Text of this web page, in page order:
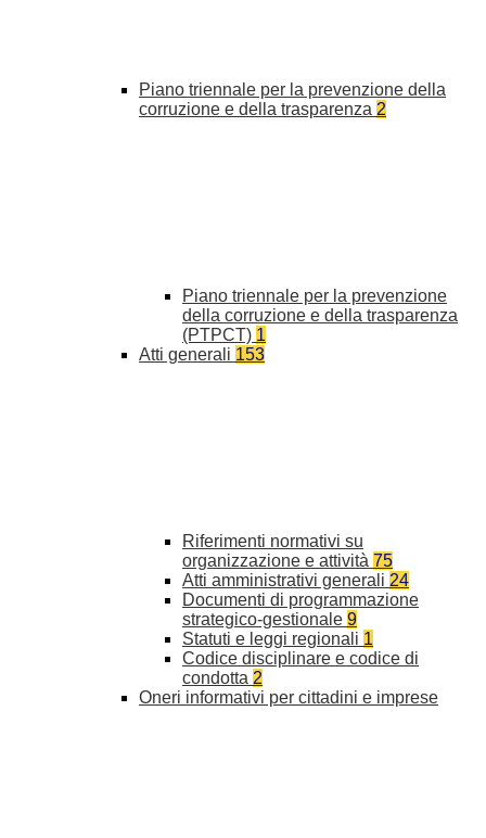
Piano triennale per la prevenzione della
corruzione e della trasparenza 2
Piano triennale per la prevenzione
della corruzione e della trasparenza
(PTPCT) 1
Atti generali 153
Riferimenti normativi su
organizzazione e attività 75
Atti amministrativi generali 24
Documenti di programmazione
strategico-gestionale 9
Statuti e leggi regionali 1
Codice disciplinare e codice di
condotta 2
Oneri informativi per cittadini e imprese